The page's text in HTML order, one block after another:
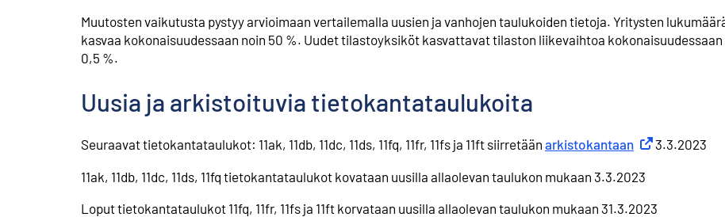
⁠Muutosten vaikutusta pystyy arvioimaan vertailemalla uusien ja vanhojen taulukoiden tietoja. Yritysten
kasvaa kokonaisuudessaan noin 50 %. Uudet tilastoyksiköt kasvattavat tilaston liikevaihtoa kokonaisuudessaan
0,5 %.
Uusia ja arkistoituvia tietokantataulukoita
⁠Seuraavat tietokantataulukot: 11ak, 11db, 11dc, 11ds, 11fq, 11fr, 11fs ja 11ft siirretään arkistokantaan Ulkoinen linkki
3.3.2023
⁠11ak, 11db, 11dc, 11ds, 11fq tietokantataulukot kovataan uusilla allaolevan taulukon mukaan 3.3.2023
Loput tietokantataulukot ⁠11fq, 11fr, 11fs ja 11ft korvataan uusilla allaolevan taulukon mukaan 31.3.2023